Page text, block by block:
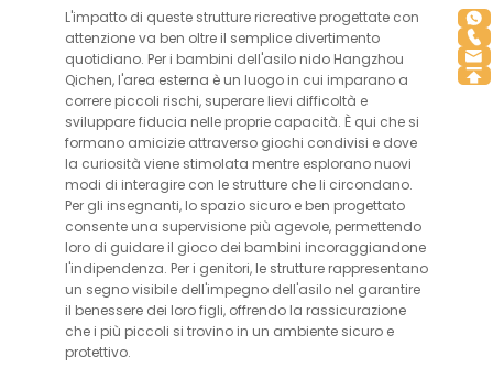
L'impatto di queste strutture ricreative progettate con
attenzione va ben oltre il semplice divertimento
quotidiano. Per i bambini dell'asilo nido Hangzhou
Qichen, l'area esterna è un luogo in cui imparano a
correre piccoli rischi, superare lievi difficoltà e
sviluppare fiducia nelle proprie capacità. È qui che si
formano amicizie attraverso giochi condivisi e dove
la curiosità viene stimolata mentre esplorano nuovi
modi di interagire con le strutture che li circondano.
Per gli insegnanti, lo spazio sicuro e ben progettato
consente una supervisione più agevole, permettendo
loro di guidare il gioco dei bambini incoraggiandone
l'indipendenza. Per i genitori, le strutture rappresentano
un segno visibile dell'impegno dell'asilo nel garantire
il benessere dei loro figli, offrendo la rassicurazione
che i più piccoli si trovino in un ambiente sicuro e
protettivo.